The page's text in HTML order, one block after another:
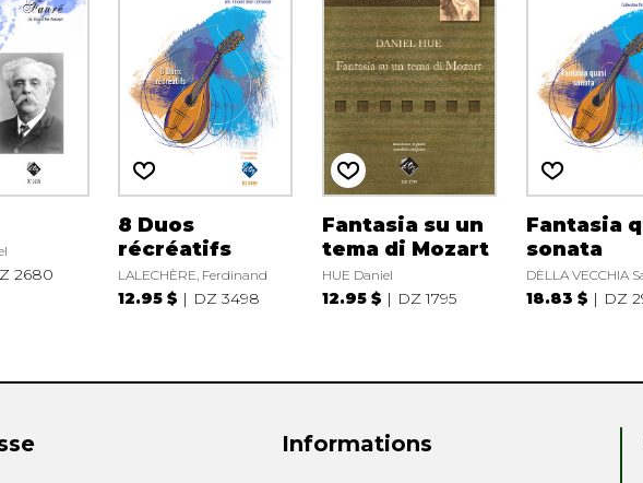
2680
8 Duos
récréatifs
LALECHÈRE, Ferdinand
12.95 $ DZ 3498
Fantasia su un
tema di Mozart
HUE Daniel
12.95 $ DZ 1795
Fantasia
sonata
DELLA VECCHIA
18.83 $ DZ
Informations